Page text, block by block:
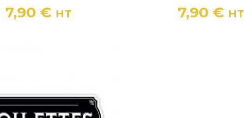
Prix
7,90 € HT Prix
7,90 € HT